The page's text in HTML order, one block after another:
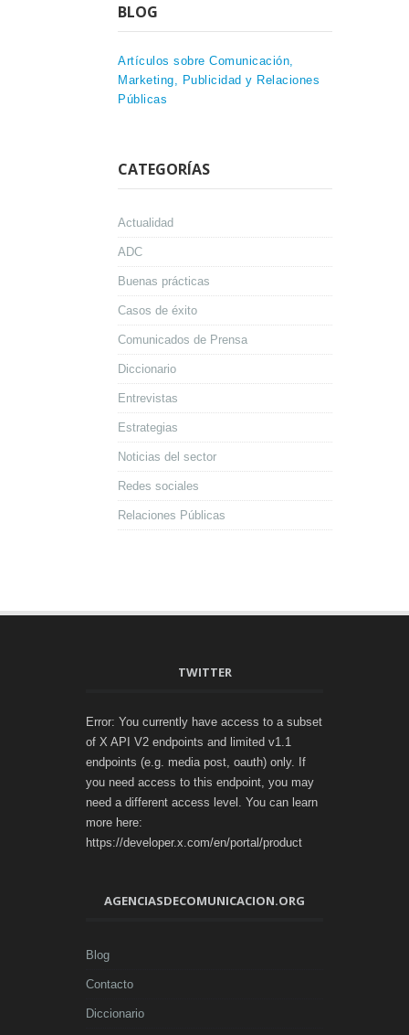
BLOG
Artículos sobre Comunicación,
Marketing, Publicidad y Relaciones
Públicas
CATEGORÍAS
Actualidad
ADC
Buenas prácticas
Casos de éxito
Comunicados de Prensa
Diccionario
Entrevistas
Estrategias
Noticias del sector
Redes sociales
Relaciones Públicas
TWITTER
Error: You currently have access to a subset
of X API V2 endpoints and limited v1.1
endpoints (e.g. media post, oauth) only. If
you need access to this endpoint, you may
need a different access level. You can learn
more here:
https://developer.x.com/en/portal/product
AGENCIASDECOMUNICACION.ORG
Blog
Contacto
Diccionario